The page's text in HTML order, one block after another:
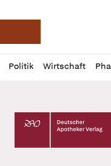
Deutsche
Politik Wirtschaft
Profil
öffnen
Daz
Pur
Deutscher Apotheker